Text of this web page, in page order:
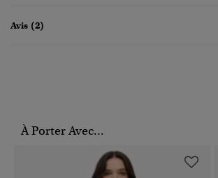
Avis (2)
À Porter Avec...